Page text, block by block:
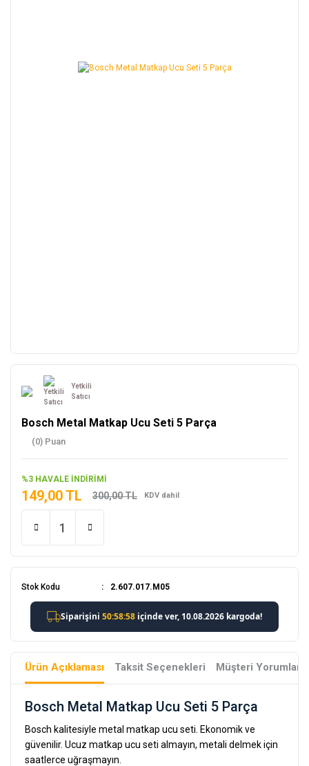
Stok Kodu 2.607.017.M05
Yetkili
Satıcı
Bosch Metal Matkap Ucu Seti 5 Parça
(0) Puan
%3 HAVALE İNDİRİMİ
149,00 TL 300,00 TL KDV dahil
Ürün Açıklaması Taksit Seçenekleri Müşteri Yorumları
Bosch Metal Matkap Ucu Seti 5 Parça
Bosch kalitesiyle metal matkap ucu seti. Ekonomik ve
güvenilir. Ucuz matkap ucu seti almayın, metali delmek için
saatlerce uğraşmayın.